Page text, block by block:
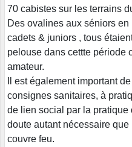
70 cabistes sur les terrains
Des ovalines aux séniors
cadets & juniors , tous
pelouse dans cettte période
amateur.
Il est également important
consignes sanitaires, à
de lien social par la pratique
doute autant nécessaire
couvre feu.